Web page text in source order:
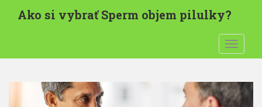
k
Ako si vybrať Sperm objem pilulky?